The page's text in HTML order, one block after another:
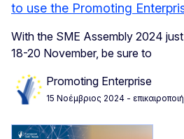
to use the Promoting
With the SME Assembly 2024
18-20 November, be sure to
Promoting Enterprise
15 Νοέμβριος 2024 -